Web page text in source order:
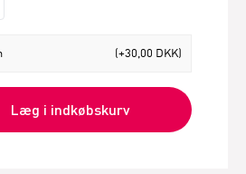
(+30,00 DKK)
Læg i indkøbskurv